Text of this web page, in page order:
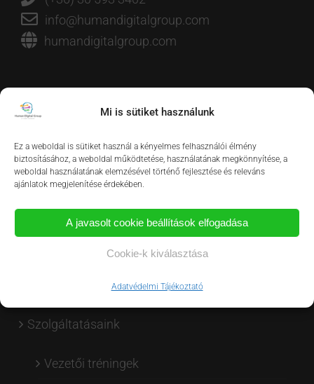
Mi is sütiket használunk
Ez a weboldal is sütiket használ a kényelmes felhasználói élmény
biztosításához, a weboldal működtetése, használatának megkönnyítése, a
weboldal használatának elemzésével történő fejlesztése és releváns
ajánlatok megjelenítése érdekében.
A javasolt cookie beállítások elfogadása
Cookie-k kiválasztása
Adatvédelmi Tájékoztató
info@humandigitalgroup.com
humandigitalgroup.com
Szolgáltatásaink
Vezetői tréningek